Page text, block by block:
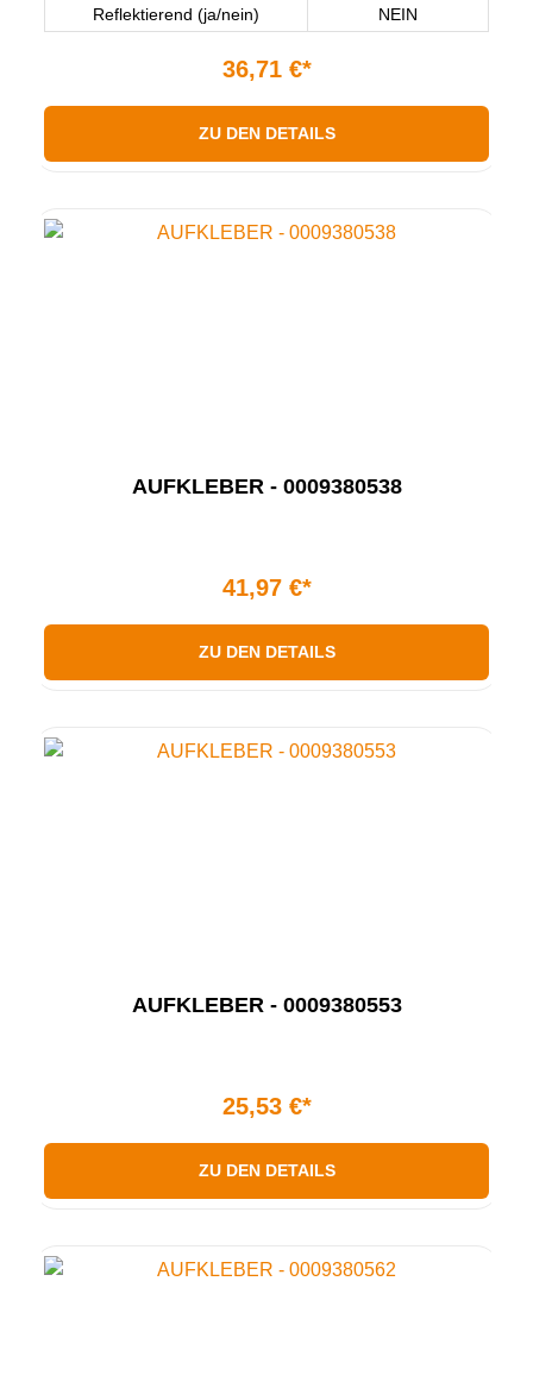
Reflektierend (ja/nein) NEIN
36,71 €*
ZU DEN DETAILS
AUFKLEBER - 0009380538
41,97 €*
ZU DEN DETAILS
AUFKLEBER - 0009380553
25,53 €*
ZU DEN DETAILS